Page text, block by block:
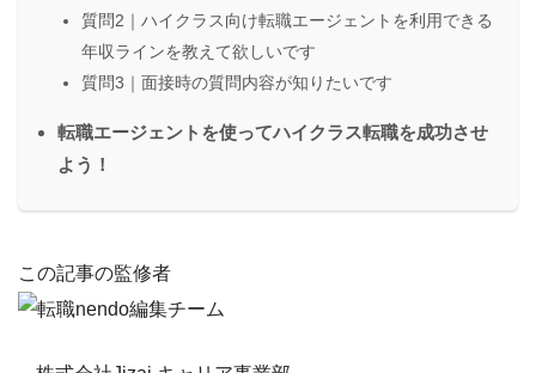
質問2｜ハイクラス向け転職エージェントを利用できる
年収ラインを教えて欲しいです
質問3｜面接時の質問内容が知りたいです
転職エージェントを使ってハイクラス転職を成功させ
よう！
この記事の監修者